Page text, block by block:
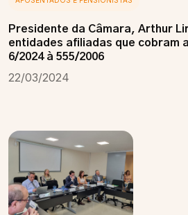
Presidente da Câmara, Arthur
entidades afiliadas que cobram
6/2024 à 555/2006
22/03/2024